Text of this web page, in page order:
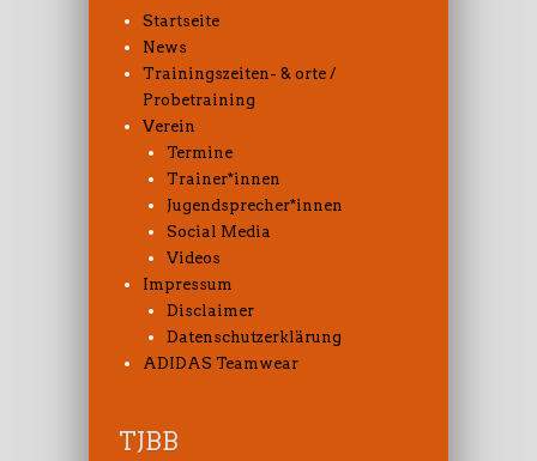
Startseite
News
Trainingszeiten- & orte /
Probetraining
Verein
Termine
Trainer*innen
Jugendsprecher*innen
Social Media
Videos
Impressum
Disclaimer
Datenschutzerklärung
ADIDAS Teamwear
TJBB